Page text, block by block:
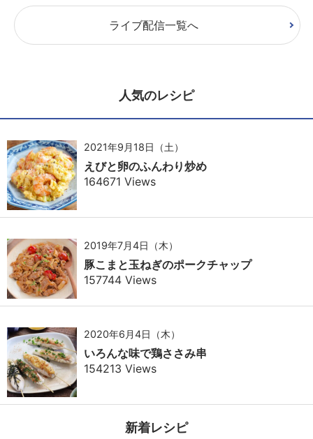
ライブ配信一覧へ
人気のレシピ
2021年9月18日（土）
えびと卵のふんわり炒め
164671 Views
2019年7月4日（木）
豚こまと玉ねぎのポークチャップ
157744 Views
2020年6月4日（木）
いろんな味で鶏ささみ串
154213 Views
新着レシピ